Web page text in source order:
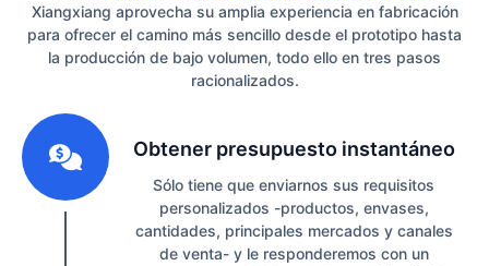
Xiangxiang aprovecha su amplia experiencia en fabricación
para ofrecer el camino más sencillo desde el prototipo hasta
la producción de bajo volumen, todo ello en tres pasos
racionalizados.
Obtener presupuesto instantáneo
Sólo tiene que enviarnos sus requisitos
personalizados -productos, envases,
cantidades, principales mercados y canales
de venta- y le responderemos con un